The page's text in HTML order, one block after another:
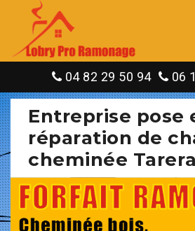
04 82 29 50 94 06
Entreprise pose
réparation de
cheminée